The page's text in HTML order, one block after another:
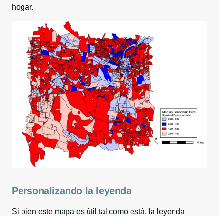
hogar.
Personalizando la leyenda
Si bien este mapa es útil tal como está, la leyenda